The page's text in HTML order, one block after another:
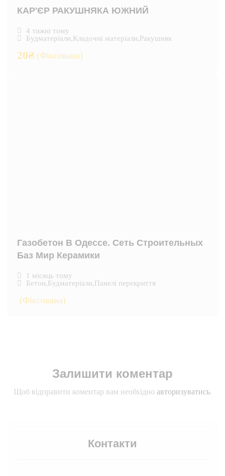
КАР'ЄР РАКУШНЯКА ЮЖНИЙ
4 тижні тому
Будматеріали,Кладочні матеріали,Ракушняк
20₴ (Фіксована)
Газобетон В Одессе. Сеть Строительных
Баз Мир Керамики
1 місяць тому
Бетон,Будматеріали,Панелі перекриття
(Фіксована)
Залишити коментар
Щоб відправити коментар вам необхідно авторизуватись.
Контакти